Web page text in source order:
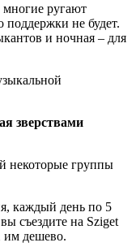
многие ругают
поддержки не будет.
и ночная – для
зверствами
некоторые группы
каждый день по 5
съездите на Sziget
им дешево.